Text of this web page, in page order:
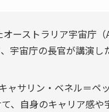
ーストラリア宇宙庁（
宇宙庁の長官が講演し
サリン・ベネル＝ペ
、自身のキャリア感や